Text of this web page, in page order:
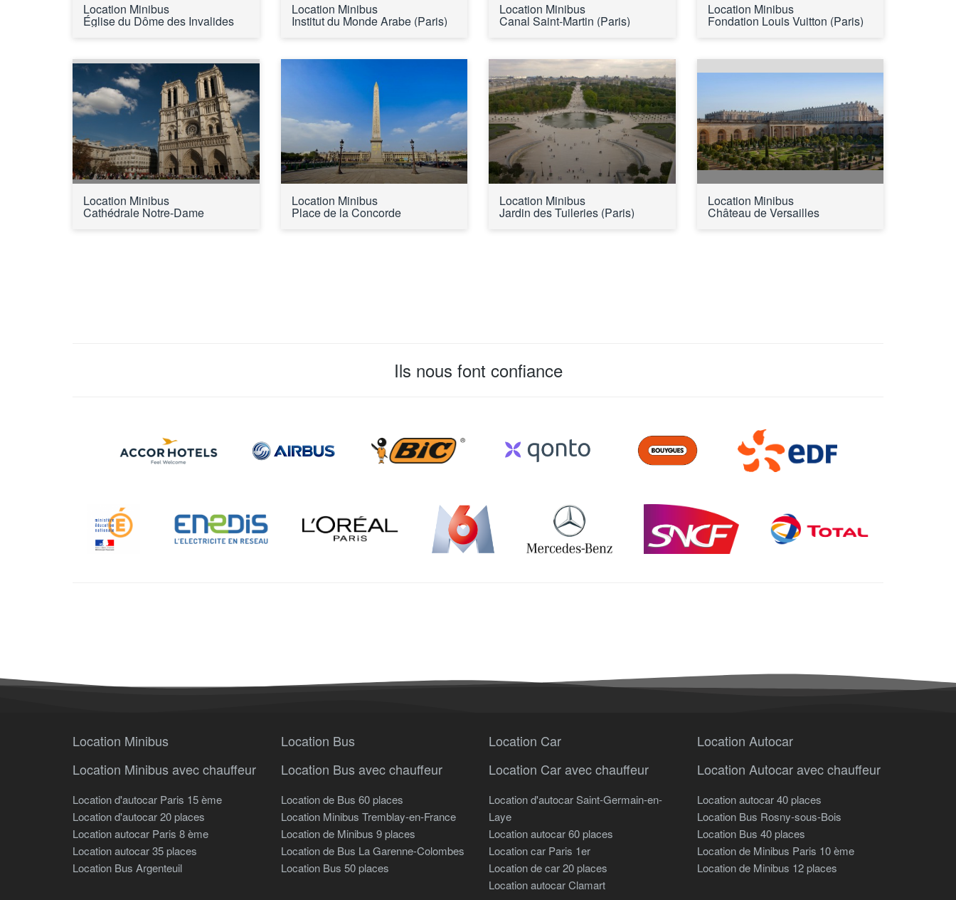
Location Minibus
Église du Dôme des Invalides
Location Minibus
Institut du Monde Arabe (Paris)
Location Minibus
Canal Saint-Martin (Paris)
Location Minibus
Fondation Louis Vuitton (Paris)
Location Minibus
Cathédrale Notre-Dame
Location Minibus
Place de la Concorde
Location Minibus
Jardin des Tuileries (Paris)
Location Minibus
Château de Versailles
Ils nous font confiance
Location Minibus
Location Minibus avec chauffeur
Location d'autocar Paris 15 ème
Location d'autocar 20 places
Location autocar Paris 8 ème
Location autocar 35 places
Location Bus Argenteuil
Location Bus
Location Bus avec chauffeur
Location de Bus 60 places
Location Minibus Tremblay-en-France
Location de Minibus 9 places
Location de Bus La Garenne-Colombes
Location Bus 50 places
Location Car
Location Car avec chauffeur
Location d'autocar Saint-Germain-en-
Laye
Location autocar 60 places
Location car Paris 1er
Location de car 20 places
Location autocar Clamart
Location Autocar
Location Autocar avec chauffeur
Location autocar 40 places
Location Bus Rosny-sous-Bois
Location Bus 40 places
Location de Minibus Paris 10 ème
Location de Minibus 12 places